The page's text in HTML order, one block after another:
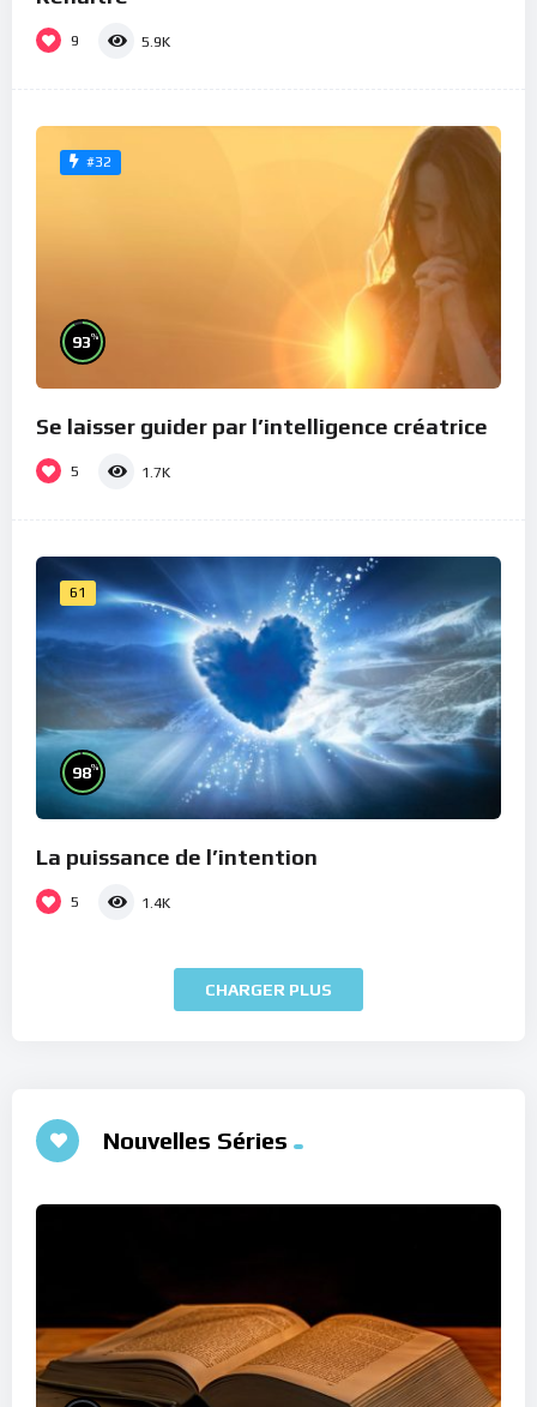
9 5.9K
#32
93%
Se laisser guider par l’intelligence créatrice
5 1.7K
61
98%
La puissance de l’intention
5 1.4K
CHARGER PLUS
Nouvelles Séries